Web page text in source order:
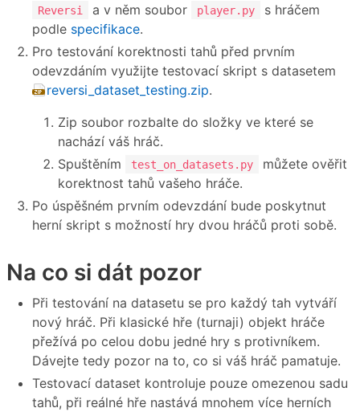
Reversi a v něm soubor player.py
s hráčem
podle specifikace.
Pro testování korektnosti tahů před prvním
odevzdáním využijte testovací skript s datasetem
reversi_dataset_testing.zip.
Zip soubor rozbalte do složky ve které se
nachází váš hráč.
Spuštěním
test_on_datasets.py
můžete ověřit
korektnost tahů vašeho hráče.
Po úspěšném prvním odevzdání bude poskytnut
herní skript s možností hry dvou hráčů proti sobě.
Na co si dát pozor
Při testování na datasetu se pro každý tah vytváří
nový hráč. Při klasické hře (turnaji) objekt hráče
přežívá po celou dobu jedné hry s protivníkem.
Dávejte tedy pozor na to, co si váš hráč pamatuje.
Testovací dataset kontroluje pouze omezenou sadu
tahů, při reálné hře nastává mnohem více herních